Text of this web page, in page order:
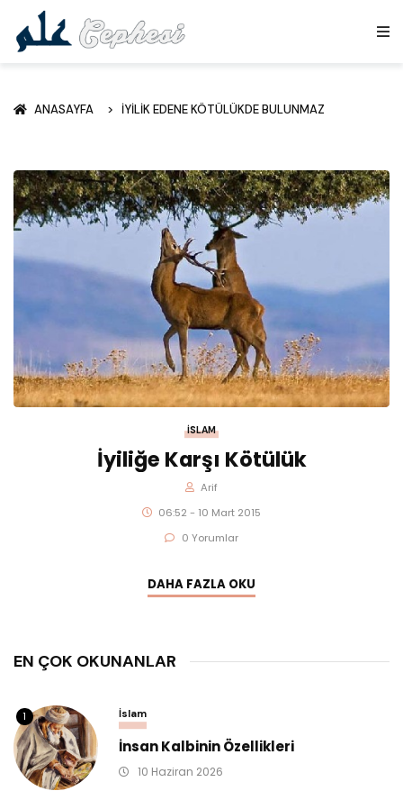
ANASAYFA İYILIK EDENE KÖTÜLÜKDE BULUNMAZ
İSLAM
İyiliğe Karşı Kötülük
Arif
06:52 - 10 Mart 2015
0 Yorumlar
DAHA FAZLA OKU
EN ÇOK OKUNANLAR
1 İslam
İnsan Kalbinin Özellikleri
10 Haziran 2026